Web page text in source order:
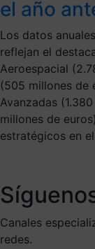
el año
Los datos
reflejan el
Aeroespacial
(505 millones de
Avanzadas
millones de
estratégicos en el
Canales
redes.